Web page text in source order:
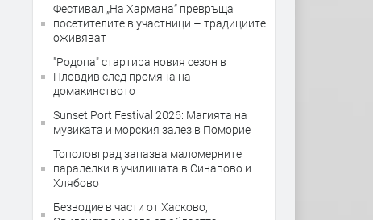
Фестивал „На Хармана“ превръща
посетителите в участници – традициите
оживяват
"Родопа" стартира новия сезон в
Пловдив след промяна на
домакинството
Sunset Port Festival 2026: Магията на
музиката и морския залез в Поморие
Тополовград запазва маломерните
паралелки в училищата в Синапово и
Хлябово
Безводие в части от Хасково,